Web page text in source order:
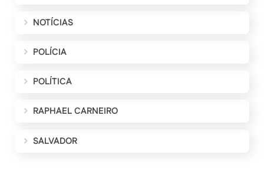
NOTÍCIAS
POLÍCIA
POLÍTICA
RAPHAEL CARNEIRO
SALVADOR